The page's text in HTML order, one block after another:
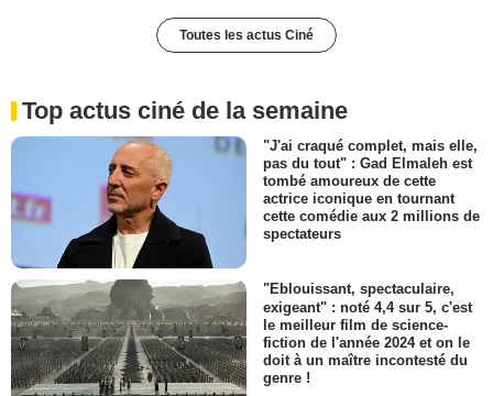
Toutes les actus Ciné
Top actus ciné de la semaine
"J'ai craqué complet, mais elle,
pas du tout" : Gad Elmaleh est
tombé amoureux de cette
actrice iconique en tournant
cette comédie aux 2 millions de
spectateurs
"Eblouissant, spectaculaire,
exigeant" : noté 4,4 sur 5, c'est
le meilleur film de science-
fiction de l'année 2024 et on le
doit à un maître incontesté du
genre !